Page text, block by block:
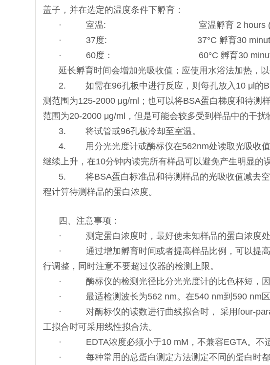
盖子，并在选定的温度条件下孵育：
· 室温: 室温孵育 2 hours (检测范
· 37度: 37°C 孵育30 minutes (检测
· 60度： 60°C 孵育30 minutes (检
延长孵育时间会增加光吸收值；应使用水浴法加热，
2. 如需在96孔板中进行反应，则每孔放入10 μl的
测范围为125-2000 μg/ml；也可以将BSA蛋白梯度和待测
范围为20-2000 μg/ml，但是可能会较多受到样品中的干扰
3. 将试管或96孔板冷却至室温。
4. 用分光光度计或酶标仪在562nm处读取光吸收值,
继续上升，在10分钟内读完所有样品可以避免产生明显的误
5. 将BSA蛋白标准品和待测样品的光吸收值减去空
程计算待测样品的蛋白浓度。
四、注意事项：
· 测定蛋白浓度时，最好使未知样品的蛋白浓度处
· 通过增加孵育时间或者提高样品比例，可以提高
行调整，同时注意不要超过仪器的检测上限。
· 酶标仪的检测光径比分光光度计的比色杯短，因
· 最适检测波长为562 nm。在540 nm到590 nm区
· 对酶标仪的读数进行曲线拟合时， 采用four-
工拟合时可采用线性拟合法。
· EDTA浓度必须小于10 mM，不兼容EGTA。不适
· 每种常用的总蛋白测定方法测定不同的蛋白时都